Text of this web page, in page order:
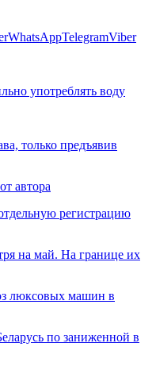
WhatsAppTelegramViber
употреблять воду
только предъявив
автора
регистрацию
на май. На границе их
люксовых машин в
по заниженной в